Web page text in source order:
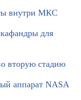
внутри МКС
для
вторую стадию
аппарат NASA